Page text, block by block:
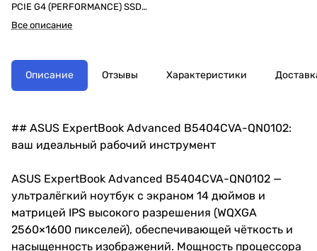
PCIE G4 (PERFORMANCE) SSD
14.0 WQXGA(WQ) 2560x1600
16:10 Bend+500nits(HDR) Anti-
Все описание
Описание Отзывы Характеристики
## ASUS ExpertBook Advanced B5404CVA-QN0102:
ваш идеальный рабочий инструмент
ASUS ExpertBook Advanced B5404CVA-QN0102 —
ультралёгкий ноутбук с экраном 14 дюймов и
матрицей IPS высокого разрешения (WQXGA
2560×1600 пикселей), обеспечивающей чёткость и
насыщенность изображений. Мощность процессора